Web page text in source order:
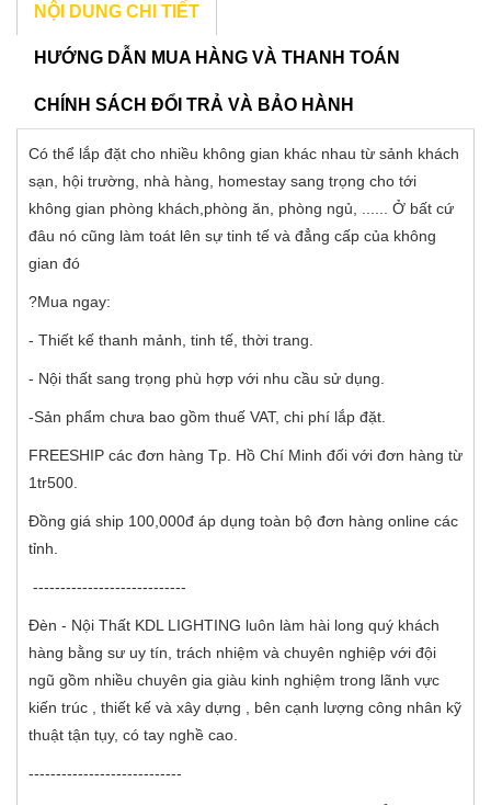
NỘI DUNG CHI TIẾT
HƯỚNG DẪN MUA HÀNG VÀ THANH TOÁN
CHÍNH SÁCH ĐỔI TRẢ VÀ BẢO HÀNH
Có thể lắp đặt cho nhiều không gian khác nhau từ sảnh khách
sạn, hội trường, nhà hàng, homestay sang trọng cho tới
không gian phòng khách,phòng ăn, phòng ngủ, ...... Ở bất cứ
đâu nó cũng làm toát lên sự tinh tế và đẳng cấp của không
gian đó
?Mua ngay:
- Thiết kế thanh mảnh, tinh tế, thời trang.
- Nội thất sang trọng phù hợp với nhu cầu sử dụng.
-Sản phẩm chưa bao gồm thuế VAT, chi phí lắp đặt.
FREESHIP các đơn hàng Tp. Hồ Chí Minh đối với đơn hàng từ
1tr500.
Đồng giá ship 100,000đ áp dụng toàn bộ đơn hàng online các
tỉnh.
----------------------------
Đèn - Nội Thất KDL LIGHTING luôn làm hài long quý khách
hàng bằng sư uy tín, trách nhiệm và chuyên nghiệp với đội
ngũ gồm nhiều chuyên gia giàu kinh nghiệm trong lãnh vực
kiến trúc , thiết kế và xây dựng , bên cạnh lượng công nhân kỹ
thuật tận tụy, có tay nghề cao.
----------------------------